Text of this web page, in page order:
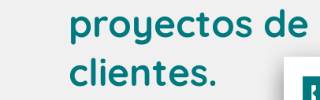
proyectos
clientes.